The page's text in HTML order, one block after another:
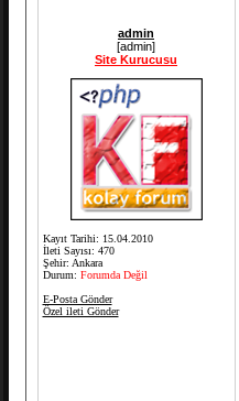
admin
[admin]
Site Kurucusu
Kayıt Tarihi: 15.04.2010
İleti Sayısı: 470
Şehir: Ankara
Durum: Forumda Değil
E-Posta Gönder
Özel ileti Gönder